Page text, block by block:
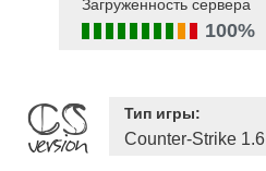
Загруженность сервера
100%
Тип игры:
Counter-Strike 1.6